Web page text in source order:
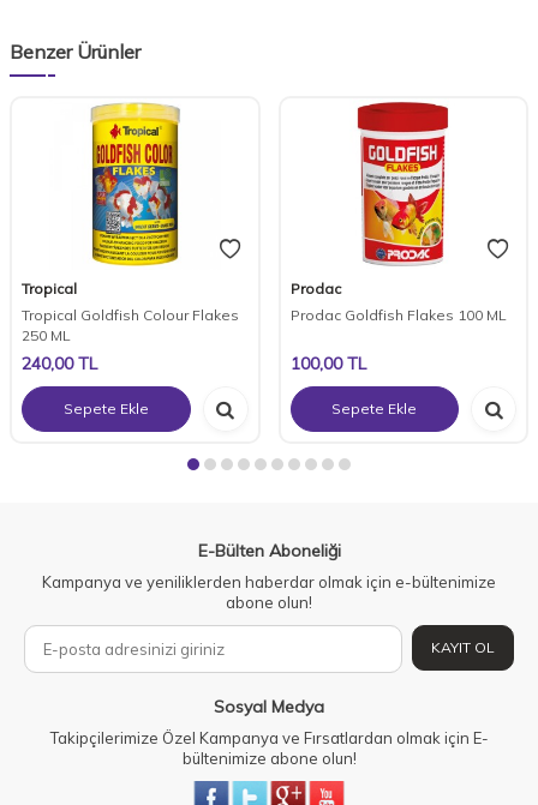
Benzer Ürünler
Tropical
Tropical Goldfish Colour Flakes
250 ML
240,00TL
Sepete Ekle
Prodac
Prodac Goldfish Flakes 100 ML
100,00TL
Sepete Ekle
E-Bülten Aboneliği
Kampanya ve yeniliklerden haberdar olmak için e-bültenimize
abone olun!
KAYIT OL
Sosyal Medya
Takipçilerimize Özel Kampanya ve Fırsatlardan olmak için E-
bültenimize abone olun!